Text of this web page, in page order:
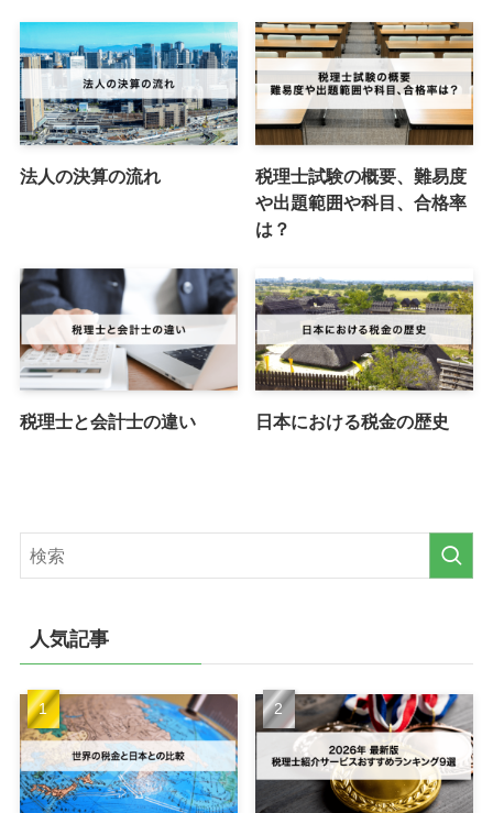
法人の決算の流れ
税理士試験の概要、難易度
や出題範囲や科目、合格率
は？
税理士と会計士の違い 日本における税金の歴史
人気記事